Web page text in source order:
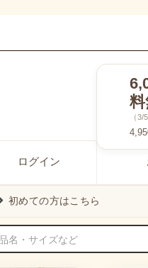
（3/
ログイン
初めての方はこちら